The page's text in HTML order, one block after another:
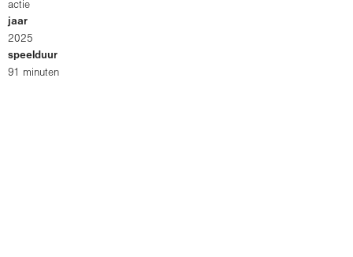
actie
jaar
2025
speelduur
91 minuten